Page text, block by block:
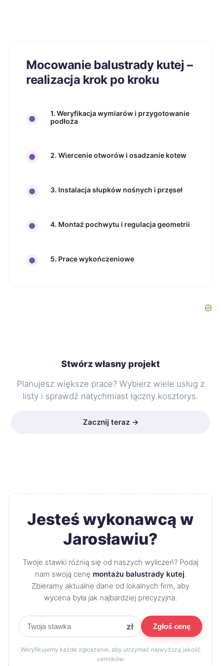
Mocowanie balustrady kutej –
realizacja krok po kroku
1. Weryfikacja wymiarów i przygotowanie
podłoża
2. Wiercenie otworów i osadzanie kotew
3. Instalacja słupków nośnych i przęseł
4. Montaż pochwytu i regulacja geometrii
5. Prace wykończeniowe
Stwórz własny projekt
Planujesz większe prace? Wybierz wiele usług z
listy i sprawdź natychmiast łączny kosztorys.
Zacznij teraz →
Jesteś wykonawcą w
Jarosławiu?
Twoje stawki różnią się od naszych wyliczeń? Podaj
nam swoją cenę montażu balustrady kutej.
Zbieramy aktualne dane od lokalnych firm, aby
wycena była jak najbardziej precyzyjna.
zł Zgłoś cenę
Weryfikujemy każde zgłoszenie, aby utrzymać najwyższą jakość
cenników.